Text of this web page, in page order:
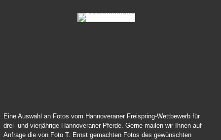
83 Samy Deluxe 04
84 Lord Pezi Junior Chacco Blue 04
Eine Auswahl an Fotos vom Hannoveraner Freispring-Wettbewerb für
drei- und vierjährige Hannoveraner Pferde. Gerne mailen wir Ihnen auf
Anfrage die von Foto T. Ernst gemachten Fotos des gewünschten